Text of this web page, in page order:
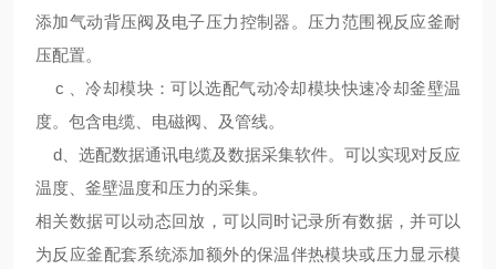
添加气动背压阀及电子压力控制器。压力范围视反应釜耐
压配置。
c 、冷却模块：可以选配气动冷却模块快速冷却釜壁温
度。包含电缆、电磁阀、及管线。
d、选配数据通讯电缆及数据采集软件。可以实现对反应
温度、釜壁温度和压力的采集。
相关数据可以动态回放，可以同时记录所有数据，并可以
为反应釜配套系统添加额外的保温伴热模块或压力显示模